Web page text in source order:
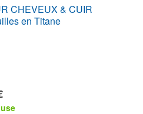
CHEVEUX & CUIR
en Titane